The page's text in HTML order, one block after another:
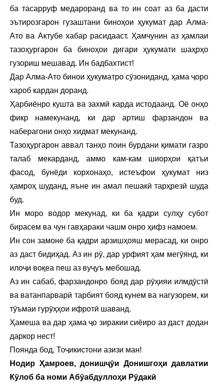
ба тасарруф медароранд ва то ин соат аз ба дасти
эътирозгарон гузаштани биноҳои ҳукумат дар Алма-
Ато ва Актубе хабар расидааст. Ҳамчунин аз ҳамлаи
тазоҳургарон ба биноҳои дигари ҳукумати шаҳрҳо
гузориш мешавад. Ин бадбахтист!
Дар Алма-Ато бинои ҳукуматро сӯзониданд, ҳама ҷоро
хароб кардан доранд.
Ҳарбиёнро кушта ва захмӣ карда истодаанд. Оё онҳо
фикр намекунанд, ки дар артиш фарзандон ва
наберагони онҳо хидмат мекунанд.
Тазоҳургарон аввал танҳо поин бурдани қимати газро
талаб мекарданд, аммо кам-кам шиорҳои қатъи
фасод, бунёди корхонаҳо, истеъфои ҳукумат низ
ҳамроҳ шуданд, яъне ин амал пешакӣ тарҳрезӣ шуда
буд.
Ин моро водор мекунад, ки ба қадри сулҳу субот
бирасем ва чун гавҳараки чашм онро ҳифз намоем.
Ин сон замоне ба қадри арзишҳояш мерасад, ки онро
аз даст бидиҳад. Аз ин рӯ, дар урфият ҳам мегӯянд, ки
илоҷи воқеа пеш аз вуҷуъ мебошад.
Аз ин сабаб, фарзандонро бояд дар рӯҳияи илмдӯстӣ
ва ватанпарварӣ тарбият бояд кунем ва нагузорем, ки
тӯъмаи гурӯҳҳои ифротӣ шаванд.
Ҳамеша ва дар ҳама ҷо зиракии сиёиро аз даст додан
даркор нест!
Поянда бод, Тоҷикистони азизи ман!
Нодир Ҳамроев, донишҷӯи Донишгоҳи давлатии
Кӯлоб ба номи Абӯабдуллоҳи Рӯдакӣ